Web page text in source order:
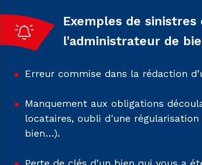
Exemples de
l'administrateur de
Erreur commise dans la rédaction
Manquement aux obligations
locataires, oubli d'une
bien…).